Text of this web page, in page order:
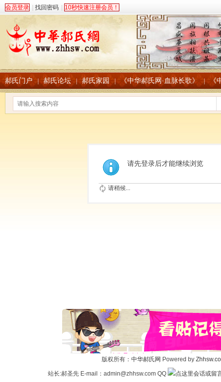
会员登录 找回密码 10秒快速注册会员！
郝氏门户 | 郝氏论坛 | 郝氏家园 | 《中华郝氏网·血脉长歌》 《
请先登录后才能继续浏览
请稍候...
版权所有： 中华郝氏网 Powered by
站长:郝圣先 E-mail：admin@zhhsw.com QQ